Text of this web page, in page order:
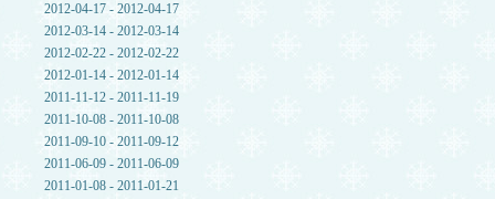
2012-04-17 - 2012-04-17
2012-03-14 - 2012-03-14
2012-02-22 - 2012-02-22
2012-01-14 - 2012-01-14
2011-11-12 - 2011-11-19
2011-10-08 - 2011-10-08
2011-09-10 - 2011-09-12
2011-06-09 - 2011-06-09
2011-01-08 - 2011-01-21